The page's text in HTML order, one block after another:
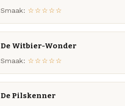
Smaak: ☆☆☆☆☆
De Witbier-Wonder
Smaak: ☆☆☆☆☆
De Pilskenner